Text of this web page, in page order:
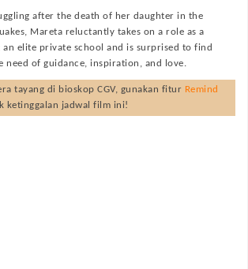
after the death of her daughter in the
Mareta reluctantly takes on a role as a
elite private school and is surprised to find
need of guidance, inspiration, and love.
tayang di bioskop CGV, gunakan fitur Remind
ketinggalan jadwal film ini!